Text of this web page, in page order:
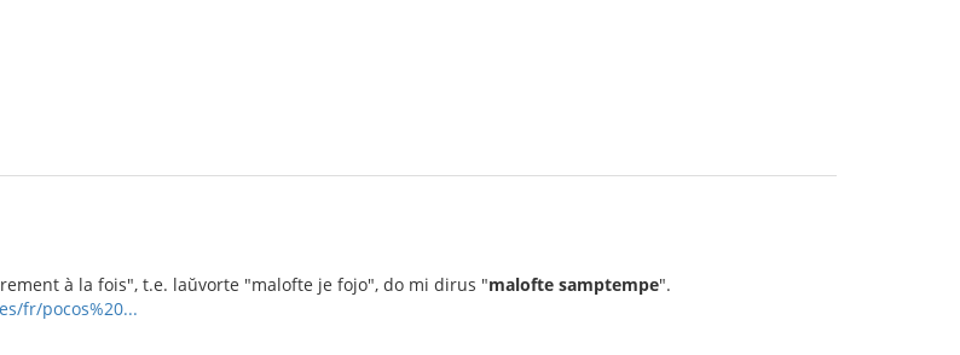
à la fois", t.e. laŭvorte "malofte je fojo", do mi dirus "malofte samptempe".
fr/pocos%20...